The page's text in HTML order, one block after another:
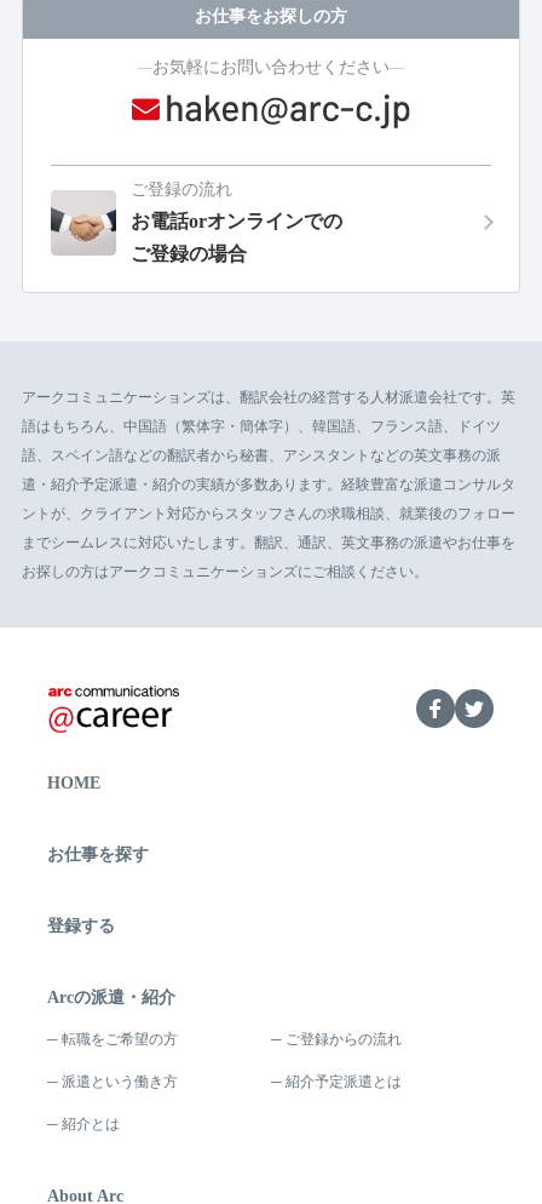
お仕事をお探しの方
お気軽にお問い合わせください
ご登録の流れ
お電話orオンラインでの
ご登録の場合
アークコミュニケーションズは、翻訳会社の経営する人材派遣会社です。英
語はもちろん、中国語（繁体字・簡体字）、韓国語、フランス語、ドイツ
語、スペイン語などの翻訳者から秘書、アシスタントなどの英文事務の派
遣・紹介予定派遣・紹介の実績が多数あります。経験豊富な派遣コンサルタ
ントが、クライアント対応からスタッフさんの求職相談、就業後のフォロー
までシームレスに対応いたします。翻訳、通訳、英文事務の派遣やお仕事を
お探しの方はアークコミュニケーションズにご相談ください。
HOME
お仕事を探す
登録する
Arcの派遣・紹介
転職をご希望の方 ご登録からの流れ
派遣という働き方 紹介予定派遣とは
紹介とは
About Arc